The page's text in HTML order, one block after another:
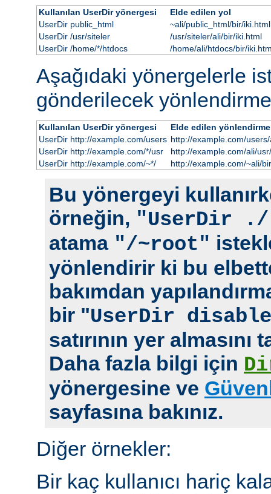
Kullanılan UserDir yönergesi
Elde edilen yol
UserDir public_html
~ali/public_html/bir/iki.html
UserDir /usr/siteler
/usr/siteler/ali/bir/iki.html
UserDir /home/*/htdocs
/home/ali/htdocs/bir/
Aşağıdaki yönergelerle
gönderilecek
Kullanılan UserDir yönergesi
Elde edilen yönlendirme
UserDir http://example.com/users http://example.com/
UserDir http://example.com/*/usr
http://example.com/ali/
UserDir http://example.com/~*/
http://example.com/~ali/
Bu yönergeyi
örneğin, "UserDir
atama "/~root"
yönlendirir ki bu
bakımdan
bir "UserDir
satırının yer
Daha fazla bilgi için
yönergesine ve
sayfasına bakınız.
Diğer örnekler:
Bir kaç kullanıcı hariç